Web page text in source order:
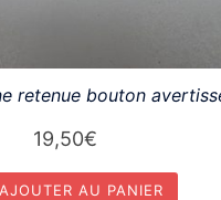
retenue bouton
19,50€
AJOUTER AU PANIER